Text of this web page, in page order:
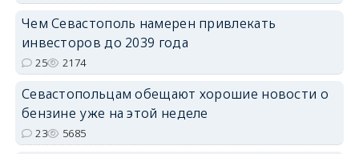
Чем Севастополь намерен привлекать
инвесторов до 2039 года
25 2174
Севастопольцам обещают хорошие новости о
бензине уже на этой неделе
23 5685